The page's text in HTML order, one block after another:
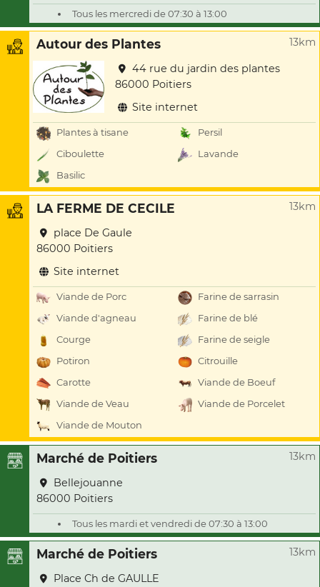
Tous les mercredi de 07:30 à 13:00
Autour des Plantes 13km
44 rue du jardin des plantes
86000 Poitiers
Site internet
Plantes à tisane
Persil
Ciboulette
Lavande
Basilic
LA FERME DE CECILE 13km
place De Gaule
86000 Poitiers
Site internet
Viande de Porc
Farine de sarrasin
Viande d'agneau
Farine de blé
Courge
Farine de seigle
Potiron
Citrouille
Carotte
Viande de Boeuf
Viande de Veau
Viande de Porcelet
Viande de Mouton
Marché de Poitiers 13km
Bellejouanne
86000 Poitiers
Tous les mardi et vendredi de 07:30 à 13:00
Marché de Poitiers 13km
Place Ch de GAULLE